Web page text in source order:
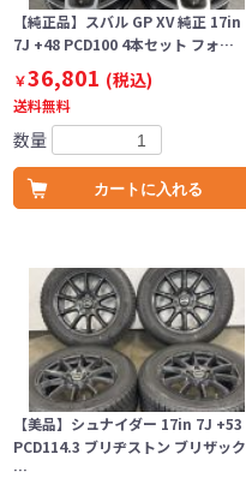
【純正品】スバル GP XV 純正 17in
7J +48 PCD100 4本セット フォ…
￥36,801 (税込)
送料無料
数量
カートに入れる
【美品】シュナイダー 17in 7J +53
PCD114.3 ブリヂストン ブリザック
…